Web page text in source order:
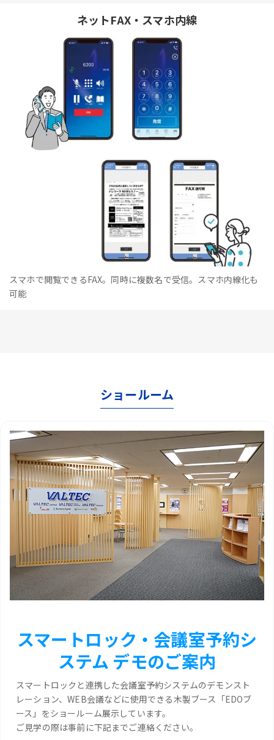
ネットFAX・スマホ内線
スマホで閲覧できるFAX。同時に複数名で受信。スマホ内線化も
可能
ショールーム
スマートロック・会議室予約シ
ステム デモのご案内
スマートロックと連携した会議室予約システムのデモンスト
レーション、WEB会議などに使用できる木製ブース「EDOブ
ース」をショールーム展示しています。
ご見学の際は事前に下記までご連絡ください。